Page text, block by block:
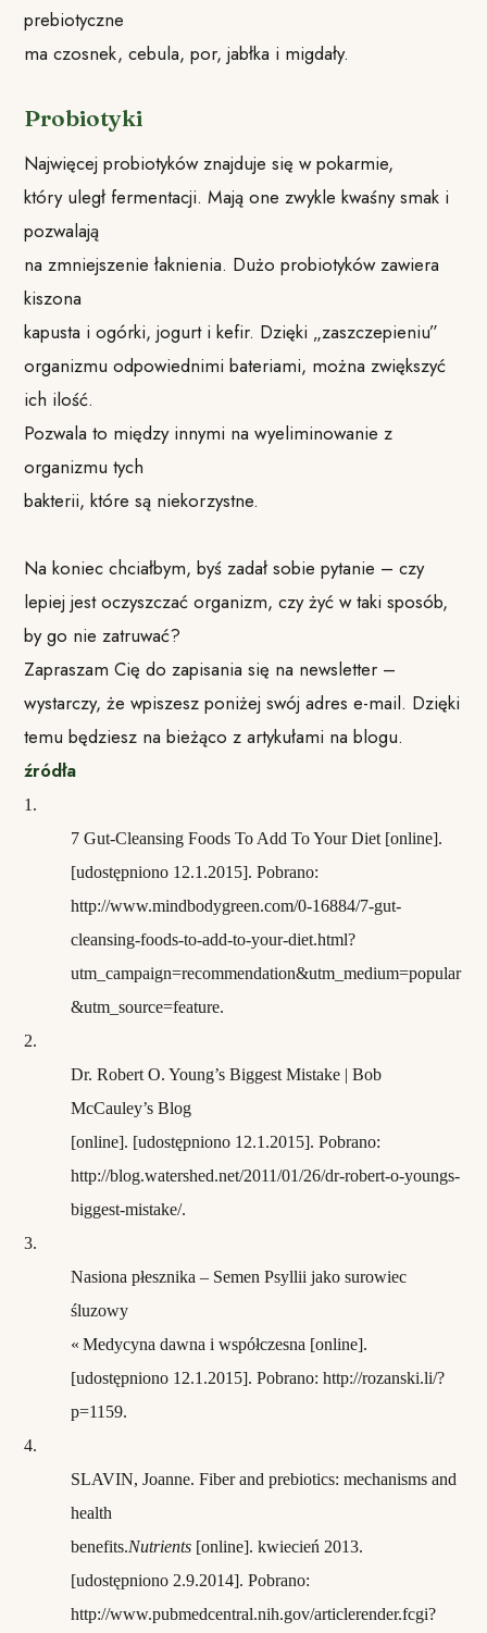
prebiotyczne
ma czosnek, cebula, por, jabłka i migdały.
Probiotyki
Najwięcej probiotyków znajduje się w pokarmie,
który uległ fermentacji. Mają one zwykle kwaśny smak i
pozwalają
na zmniejszenie łaknienia. Dużo probiotyków zawiera
kiszona
kapusta i ogórki, jogurt i kefir. Dzięki „zaszczepieniu”
organizmu odpowiednimi bateriami, można zwiększyć
ich ilość.
Pozwala to między innymi na wyeliminowanie z
organizmu tych
bakterii, które są niekorzystne.
Na koniec chciałbym, byś zadał sobie pytanie – czy
lepiej jest oczyszczać organizm, czy żyć w taki sposób,
by go nie zatruwać?
Zapraszam Cię do zapisania się na newsletter –
wystarczy, że wpiszesz poniżej swój adres e-mail. Dzięki
temu będziesz na bieżąco z artykułami na blogu.
źródła
1.
7 Gut-Cleansing Foods To Add To Your Diet [online].
[udostępniono 12.1.2015]. Pobrano:
http://www.mindbodygreen.com/0-16884/7-gut-
cleansing-foods-to-add-to-your-diet.html?
utm_campaign=recommendation&utm_medium=popular
&utm_source=feature.
2.
Dr. Robert O. Young’s Biggest Mistake | Bob
McCauley’s Blog
[online]. [udostępniono 12.1.2015]. Pobrano:
http://blog.watershed.net/2011/01/26/dr-robert-o-youngs-
biggest-mistake/.
3.
Nasiona płesznika – Semen Psyllii jako surowiec
śluzowy
« Medycyna dawna i współczesna [online].
[udostępniono 12.1.2015]. Pobrano: http://rozanski.li/?
p=1159.
4.
SLAVIN, Joanne. Fiber and prebiotics: mechanisms and
health
benefits.Nutrients [online]. kwiecień 2013.
[udostępniono 2.9.2014]. Pobrano:
http://www.pubmedcentral.nih.gov/articlerender.fcgi?